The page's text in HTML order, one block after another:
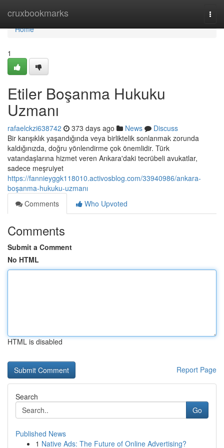
cruxbookmarks
Home
Home
1
Etiler Boşanma Hukuku
Uzmanı
rafaelckzi638742 373 days ago News
Discuss
Bir karışıklık yaşandığında veya birliktelik sonlanmak zorunda
kaldığınızda, doğru yönlendirme çok önemlidir. Türk
vatandaşlarına hizmet veren Ankara'daki tecrübeli avukatlar,
sadece meşruiyet
https://fannieyggk118010.activosblog.com/33940986/ankara-
boşanma-hukuku-uzmanı
Comments
Who Upvoted
Comments
Submit a Comment
No HTML
HTML is disabled
Report Page
Search
Go
Published News
1 Native Ads: The Future of Online Advertising?